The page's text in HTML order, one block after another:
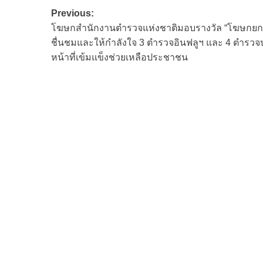
Post
navigation
Previous:
โฆษกสำนักงานตำรวจแห่งชาติมอบรางวัล “โฆษกยก
ชื่นชมและให้กำลังใจ 3 ตำรวจอินฟลูฯ และ 4 ตำรว
หน้าที่เข้มแข็งช่วยเหลือประชาชน